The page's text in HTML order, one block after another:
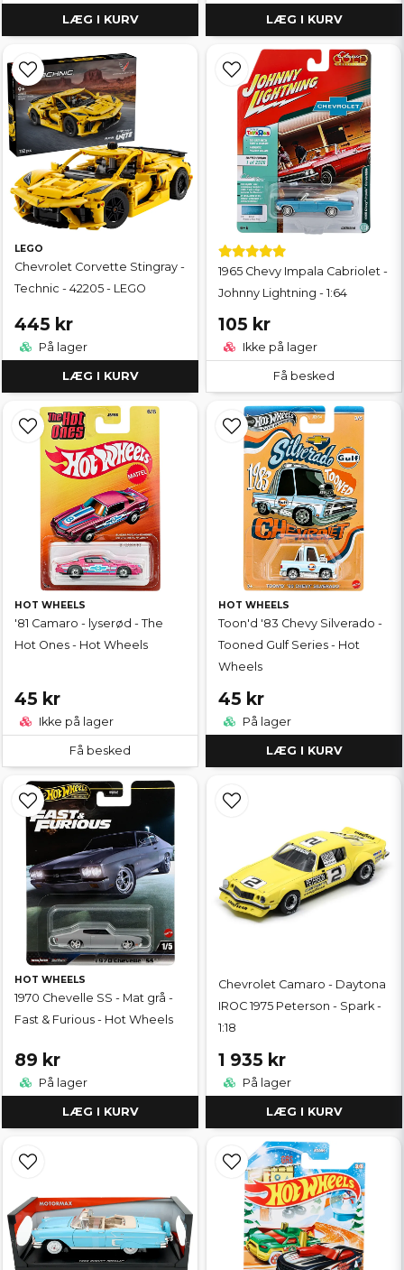
LÆG I KURV LÆG I KURV
LEGO
Chevrolet Corvette Stingray -
Technic - 42205 - LEGO
445 kr
På lager
LÆG I KURV
1965 Chevy Impala Cabriolet -
Johnny Lightning - 1:64
105 kr
Ikke på lager
Få besked
HOT WHEELS
'81 Camaro - lyserød - The
Hot Ones - Hot Wheels
45 kr
Ikke på lager
Få besked
HOT WHEELS
Toon'd '83 Chevy Silverado -
Tooned Gulf Series - Hot
Wheels
45 kr
På lager
LÆG I KURV
HOT WHEELS
1970 Chevelle SS - Mat grå -
Fast & Furious - Hot Wheels
89 kr
På lager
LÆG I KURV
Chevrolet Camaro - Daytona
IROC 1975 Peterson - Spark -
1:18
1 935 kr
På lager
LÆG I KURV